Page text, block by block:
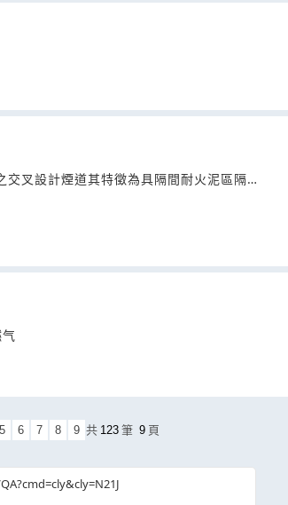
叉設計煙道其特徵為具隔間耐火泥區隔一
5 6 7 8 9 共 123 筆 9 頁